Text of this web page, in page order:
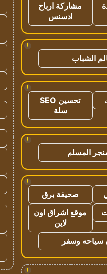
مشاركة ارباح
ادسنس
!
الشباب
!
تحسين SEO
سلة
!
المسلم
!
صحيفة برق
موقع اشراق اون
لاين
سياحة وسفر
!